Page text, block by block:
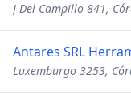
J Del Campillo 841,
Antares SRL
Luxemburgo 3253,